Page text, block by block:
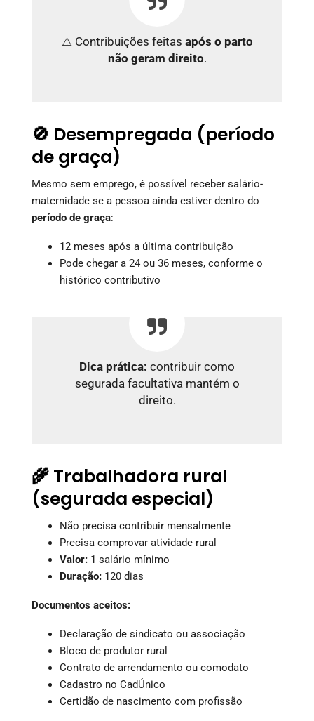
⚠️ Contribuições feitas após o parto
não geram direito.
🚫 Desempregada (período
de graça)
Mesmo sem emprego, é possível receber salário-
maternidade se a pessoa ainda estiver dentro do
período de graça:
12 meses após a última contribuição
Pode chegar a 24 ou 36 meses, conforme o
histórico contributivo
Dica prática: contribuir como
segurada facultativa mantém o
direito.
🌾 Trabalhadora rural
(segurada especial)
Não precisa contribuir mensalmente
Precisa comprovar atividade rural
Valor: 1 salário mínimo
Duração: 120 dias
Documentos aceitos:
Declaração de sindicato ou associação
Bloco de produtor rural
Contrato de arrendamento ou comodato
Cadastro no CadÚnico
Certidão de nascimento com profissão